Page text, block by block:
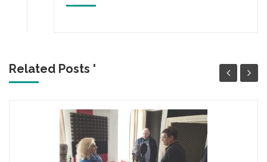
Related Posts '